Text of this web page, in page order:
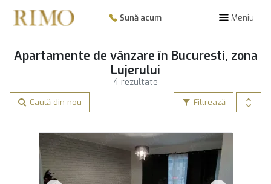
Sună acum Meniu
4 rezultate
Apartamente de vânzare în Bucuresti, zona
Lujerului
Filtrează
Caută din nou